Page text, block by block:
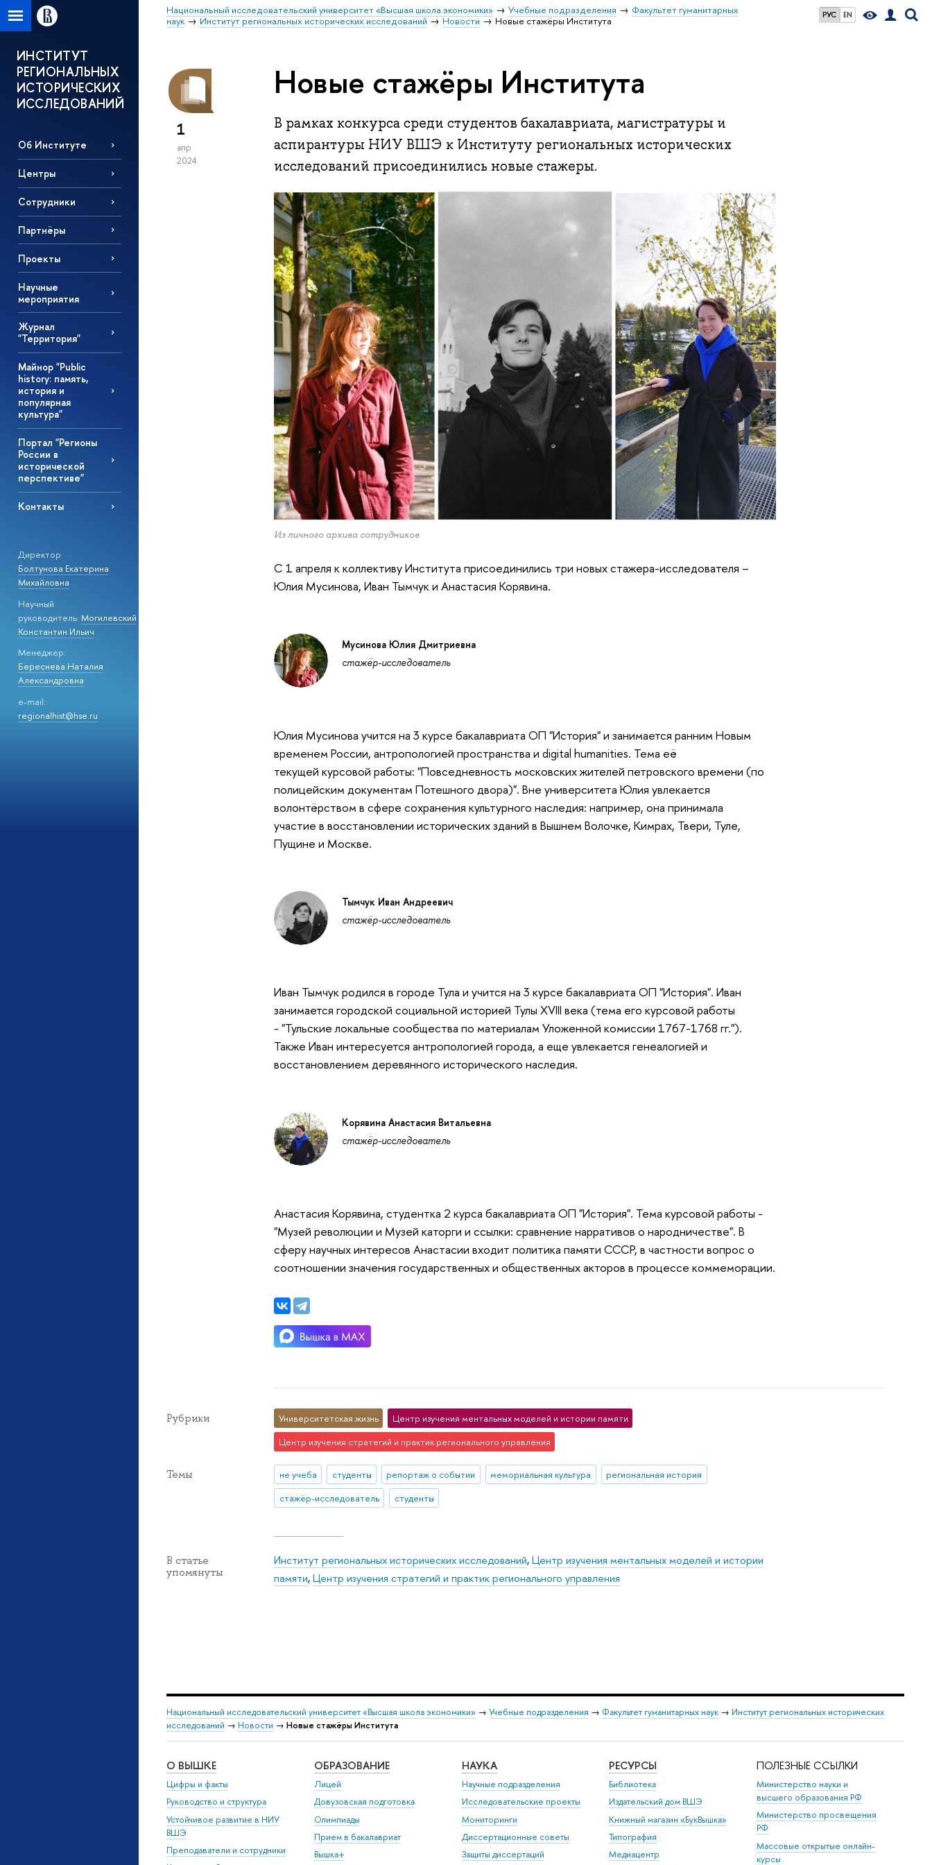
РУС EN
Национальный исследовательский университет «Высшая школа экономики» Учебные подразделения
Факультет гуманитарных
наук
Институт региональных исторических исследований Новости Новые стажёры Института
ИНСТИТУТ
РЕГИОНАЛЬНЫХ
ИСТОРИЧЕСКИХ
ИССЛЕДОВАНИЙ
Об Институте
Центры
Сотрудники
Партнёры
Проекты
Научные
мероприятия
Журнал
"Территория"
Майнор "Public
history: память,
история и
популярная
культура"
Портал "Регионы
России в
исторической
перспективе"
Контакты
Директор:
Болтунова Екатерина
Михайловна
Научный
руководитель: Могилевский
Константин Ильич
Менеджер:
Береснева Наталия
Александровна
e-mail:
regionalhist@hse.ru
1
апр
2024
Новые стажёры Института
В рамках конкурса среди студентов бакалавриата, магистратуры и
аспирантуры НИУ ВШЭ к Институту региональных исторических
исследований присоединились новые стажеры.
Из личного архива сотрудников
С 1 апреля к коллективу Института присоединились три новых стажера-исследователя –
Юлия Мусинова, Иван Тымчук и Анастасия Корявина.
Мусинова Юлия Дмитриевна
стажёр-исследователь
Юлия Мусинова учится на 3 курсе бакалавриата ОП "История" и занимается ранним Новым
временем России, антропологией пространства и digital humanities. Тема её
текущей курсовой работы: "Повседневность московских жителей петровского времени (по
полицейским документам Потешного двора)". Вне университета Юлия увлекается
волонтёрством в сфере сохранения культурного наследия: например, она принимала
участие в восстановлении исторических зданий в Вышнем Волочке, Кимрах, Твери, Туле,
Пущине и Москве.
Тымчук Иван Андреевич
стажёр-исследователь
Иван Тымчук родился в городе Тула и учится на 3 курсе бакалавриата ОП "История". Иван
занимается городской социальной историей Тулы XVIII века (тема его курсовой работы
- "Тульские локальные сообщества по материалам Уложенной комиссии 1767-1768 гг.").
Также Иван интересуется антропологией города, а еще увлекается генеалогией и
восстановлением деревянного исторического наследия.
Корявина Анастасия Витальевна
стажёр-исследователь
Анастасия Корявина, студентка 2 курса бакалавриата ОП "История". Тема курсовой работы -
"Музей революции и Музей каторги и ссылки: сравнение нарративов о народничестве". В
сферу научных интересов Анастасии входит политика памяти СССР, в частности вопрос о
соотношении значения государственных и общественных акторов в процессе коммеморации.
Рубрики Университетская жизнь
Центр изучения ментальных моделей и истории памяти
Центр изучения стратегий и практик регионального управления
Темы не учеба студенты репортаж о событии мемориальная культура
региональная история
стажёр-исследователь
студенты
В статье
упомянуты
Институт региональных исторических исследований,Центр изучения ментальных моделей и истории
памяти,Центр изучения стратегий и практик регионального управления
Национальный исследовательский университет «Высшая школа экономики» → Учебные подразделения → Факультет гуманитарных наук → Институт региональных исторических
исследований → Новости → Новые стажёры Института
О ВЫШКЕ
Цифры и факты
Руководство и структура
Устойчивое развитие в НИУ
ВШЭ
Преподаватели и сотрудники
ОБРАЗОВАНИЕ
Лицей
Довузовская подготовка
Олимпиады
Прием в бакалавриат
Вышка+
НАУКА
Научные подразделения
Исследовательские проекты
Мониторинги
Диссертационные советы
Защиты диссертаций
РЕСУРСЫ
Библиотека
Издательский дом ВШЭ
Книжный магазин «БукВышка»
Типография
Медиацентр
ПОЛЕЗНЫЕ ССЫЛКИ
Министерство науки и
высшего образования РФ
Министерство просвещения
РФ
Массовые открытые онлайн-
курсы